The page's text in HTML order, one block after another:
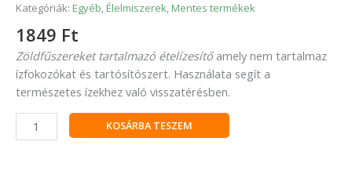
Kategóriák: Egyéb, Élelmiszerek, Mentes termékek
1849 Ft
Zöldfűszereket tartalmazó ételízesítőamely nem tartalmaz
ízfokozókat és tartósítószert. Használata segít a
természetes ízekhez való visszatérésben.
KOSÁRBA TESZEM